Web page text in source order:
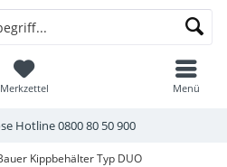
Hotline0800 80 50 900
Merkzettel Menü
Kippbehälter Typ DUO